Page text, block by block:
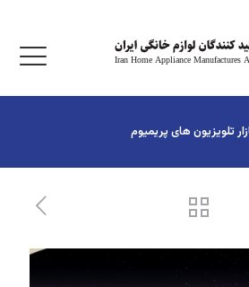
تلویزیون های پریمیوم